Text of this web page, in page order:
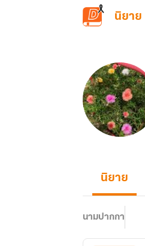
ข้ามไปยังเนื้อหาหลัก
นิยาย
นิยาย
นามปากกา